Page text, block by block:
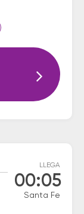
LLEGA
00:05
Santa Fe